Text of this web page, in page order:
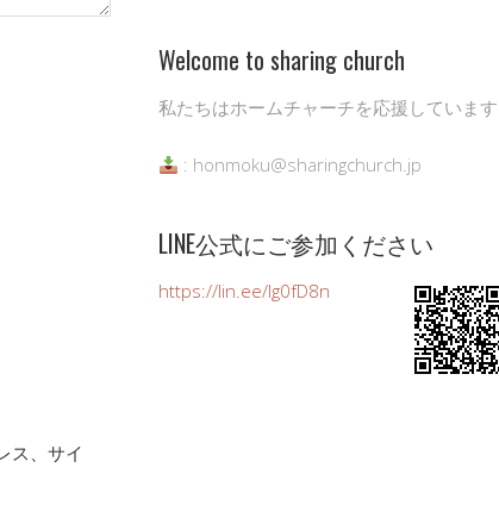
ス、サイ
Welcome to sharing church
私たちはホームチャーチを応援しています
: honmoku@sharingchurch.jp
LINE公式にご参加ください
https://lin.ee/Ig0fD8n